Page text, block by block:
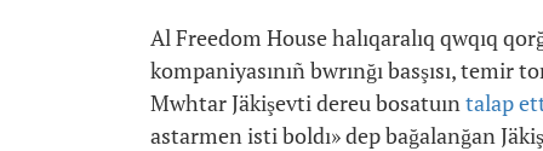
Al Freedom House halıqaralıq qwqıq
kompaniyasınıñ bwrınğı basşısı, temir
Mwhtar Jäkişevti dereu bosatuıntalap
astarmen isti boldı» dep bağalanğan